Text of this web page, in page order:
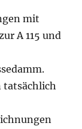
mit
A 115 und
tatsächlich